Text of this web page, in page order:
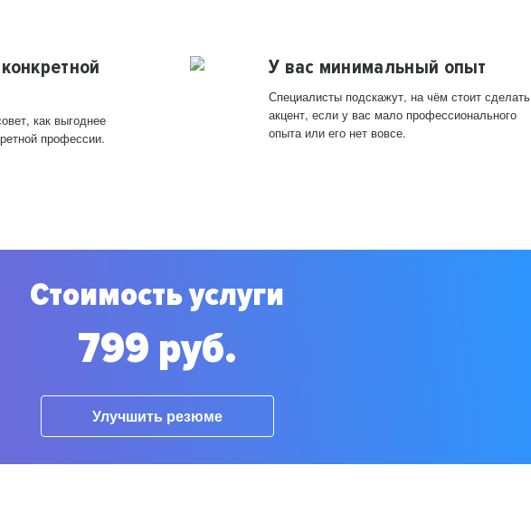
как выгоднее
профессии.
У вас минимальный опыт
Специалисты подскажут, на чём стоит сделать
акцент, если у вас мало профессионального
опыта или его нет вовсе.
Стоимость услуги
799 руб.
Улучшить резюме